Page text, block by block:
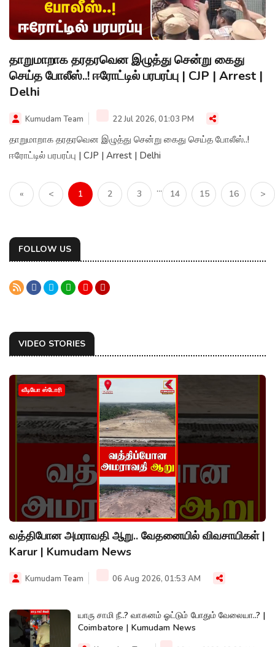
தாறுமாறாக தரதரவென இழுத்து சென்று கைது
செய்த போலீஸ்..! ஈரோட்டில் பரபரப்பு | CJP | Arrest |
Delhi
Kumudam Team 22 Jul 2026, 01:03 PM
தாறுமாறாக தரதரவென இழுத்து சென்று கைது செய்த போலீஸ்..!
ஈரோட்டில் பரபரப்பு | CJP | Arrest | Delhi
« < 1 2 3 ... 14 15 16 >
FOLLOW US
VIDEO STORIES
வீடியோ ஸ்டோரி
வத்திபோன அமராவதி ஆறு.. வேதனையில் விவசாயிகள் |
Karur | Kumudam News
Kumudam Team 06 Aug 2026, 01:53 AM
யாரு சாமி நீ..? வாகனம் ஓட்டும் போதும் வேலையா..? |
Coimbatore | Kumudam News